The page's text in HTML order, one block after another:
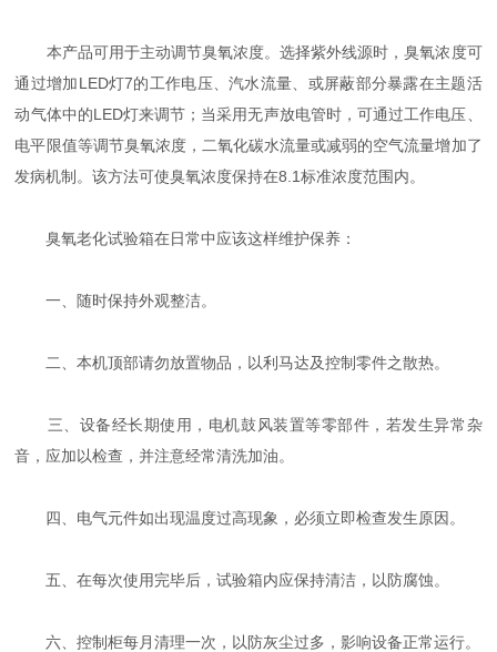
本产品可用于主动调节臭氧浓度。选择紫外线源时，臭氧浓度可
通过增加LED灯7的工作电压、汽水流量、或屏蔽部分暴露在主题活
动气体中的LED灯来调节；当采用无声放电管时，可通过工作电压、
电平限值等调节臭氧浓度，二氧化碳水流量或减弱的空气流量增加了
发病机制。该方法可使臭氧浓度保持在8.1标准浓度范围内。
臭氧老化试验箱在日常中应该这样维护保养：
一、随时保持外观整洁。
二、本机顶部请勿放置物品，以利马达及控制零件之散热。
三、设备经长期使用，电机鼓风装置等零部件，若发生异常杂
音，应加以检查，并注意经常清洗加油。
四、电气元件如出现温度过高现象，必须立即检查发生原因。
五、在每次使用完毕后，试验箱内应保持清洁，以防腐蚀。
六、控制柜每月清理一次，以防灰尘过多，影响设备正常运行。